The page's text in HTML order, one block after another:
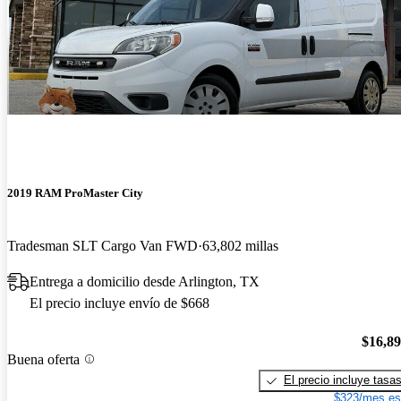
2019 RAM ProMaster City
Tradesman SLT Cargo Van FWD 63,802 millas
Entrega a domicilio desde Arlington, TX
El precio incluye envío de $668
Buena oferta
El precio incluye tasas
$323/mes